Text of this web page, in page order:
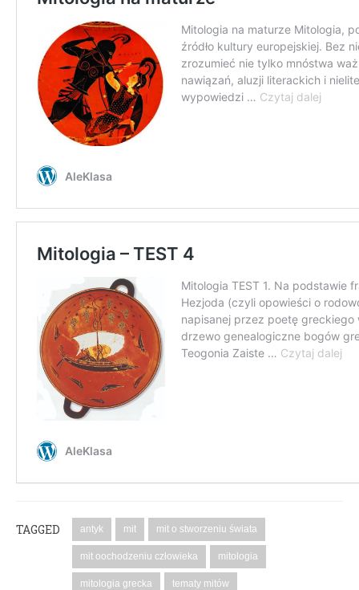
TAGGED antyk mit mit o stworzeniu świata
mit oochodzeniu człowieka mitologia
mitologia grecka tematy mitów